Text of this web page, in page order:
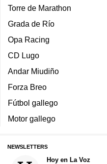
Torre de Marathon
Grada de Río
Opa Racing
CD Lugo
Andar Miudiño
Forza Breo
Fútbol gallego
Motor gallego
NEWSLETTERS
Hoy en La Voz